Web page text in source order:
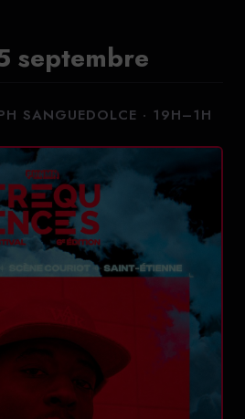
septembre
SANGUEDOLCE · 19H–1H